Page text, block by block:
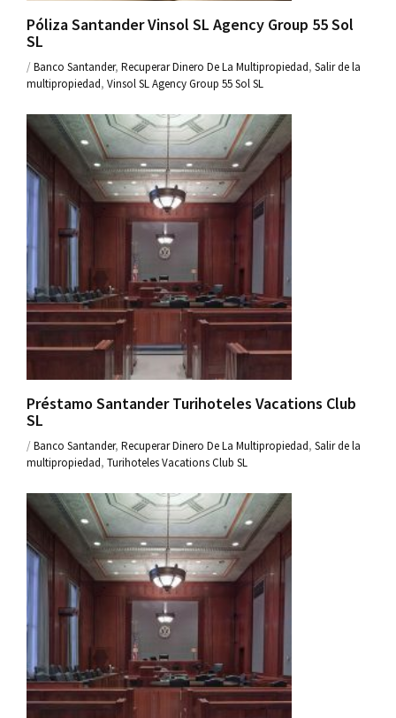
Póliza Santander Vinsol SL Agency Group 55 Sol
SL
/Banco Santander, Recuperar Dinero De La Multipropiedad, Salir de la
multipropiedad, Vinsol SL Agency Group 55 Sol SL
Préstamo Santander Turihoteles Vacations Club
SL
/Banco Santander, Recuperar Dinero De La Multipropiedad, Salir de la
multipropiedad, Turihoteles Vacations Club SL